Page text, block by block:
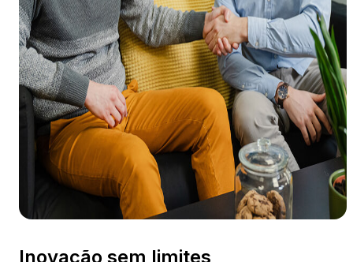
Inovação sem limites